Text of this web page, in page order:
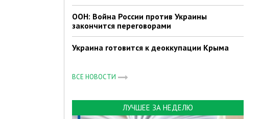
ООН: Война России против Украины
закончится переговорами
Украина готовится к деоккупации Крыма
ВСЕ НОВОСТИ
ЛУЧШЕЕ ЗА НЕДЕЛЮ